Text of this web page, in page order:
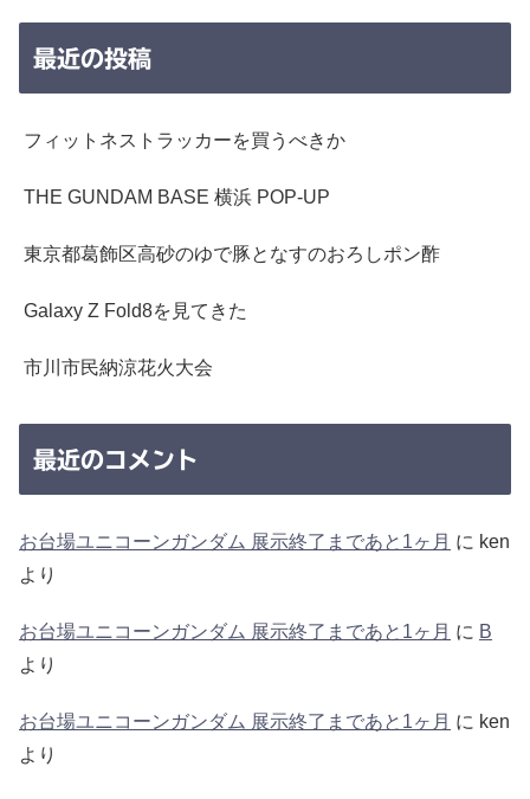
最近の投稿
フィットネストラッカーを買うべきか
THE GUNDAM BASE 横浜 POP-UP
東京都葛飾区高砂のゆで豚となすのおろしポン酢
Galaxy Z Fold8を見てきた
市川市民納涼花火大会
最近のコメント
お台場ユニコーンガンダム 展示終了まであと1ヶ月 に ken
より
お台場ユニコーンガンダム 展示終了まであと1ヶ月 に B
より
お台場ユニコーンガンダム 展示終了まであと1ヶ月 に ken
より